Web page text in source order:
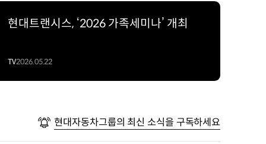
현대트랜시스, ‘2026 가족세미나’ 개최
TV2026.05.22
현대자동차그룹의 최신 소식을 구독하세요